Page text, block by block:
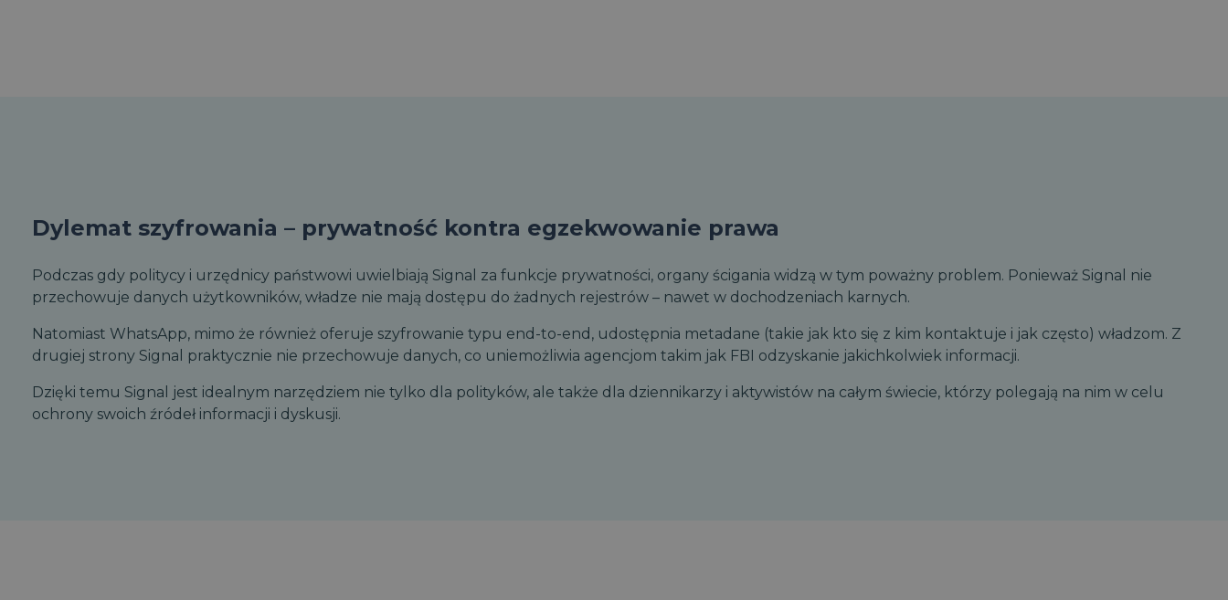
Dylemat szyfrowania – prywatność kontra egzekwowanie prawa
Podczas gdy politycy i urzędnicy państwowi uwielbiają Signal za funkcje prywatności, organy ścigania widzą w tym poważny problem. Ponieważ Signal nie
przechowuje danych użytkowników, władze nie mają dostępu do żadnych rejestrów – nawet w dochodzeniach karnych.
Natomiast WhatsApp, mimo że również oferuje szyfrowanie typu end-to-end, udostępnia metadane (takie jak kto się z kim kontaktuje i jak często) władzom. Z
drugiej strony Signal praktycznie nie przechowuje danych, co uniemożliwia agencjom takim jak FBI odzyskanie jakichkolwiek informacji.
Dzięki temu Signal jest idealnym narzędziem nie tylko dla polityków, ale także dla dziennikarzy i aktywistów na całym świecie, którzy polegają na nim w celu
ochrony swoich źródeł informacji i dyskusji.